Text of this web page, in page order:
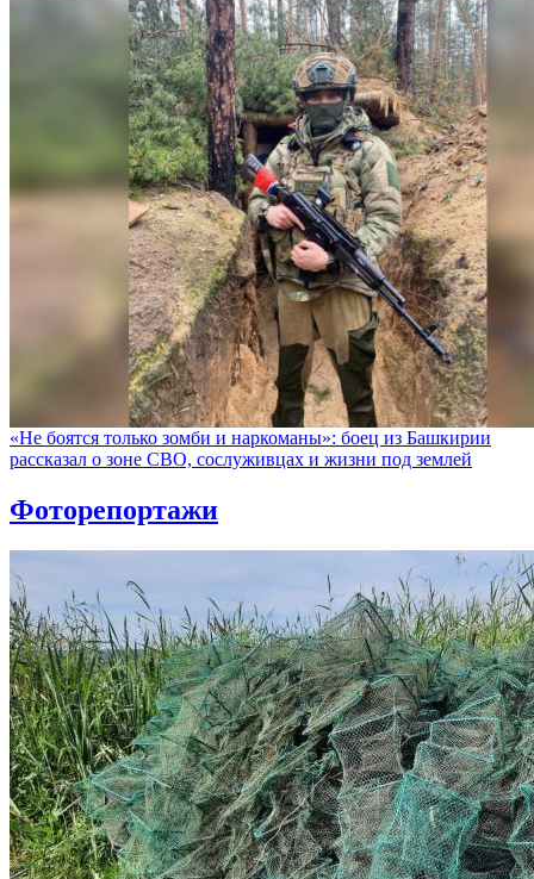
«Не боятся только зомби и наркоманы»: боец из Башкирии
рассказал о зоне СВО, сослуживцах и жизни под землей
Фоторепортажи